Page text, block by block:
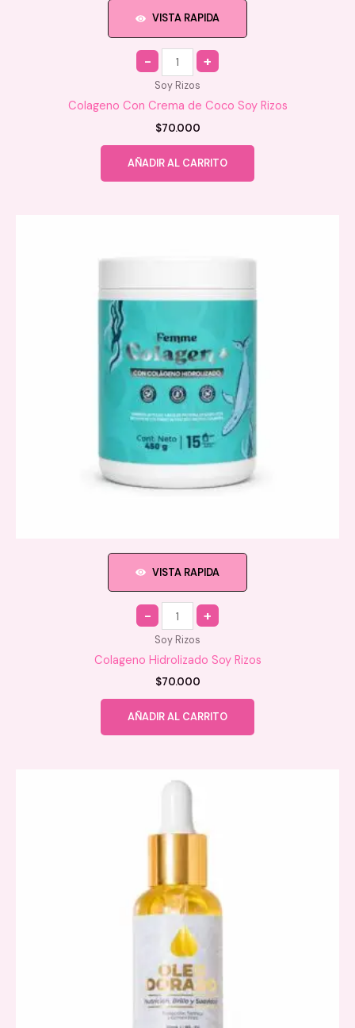
VISTA RAPIDA
Quantity
Soy Rizos
Colageno Con Crema de Coco Soy Rizos
$70.000
AÑADIR AL CARRITO
VISTA RAPIDA
Quantity
Soy Rizos
Colageno Hidrolizado Soy Rizos
$70.000
AÑADIR AL CARRITO